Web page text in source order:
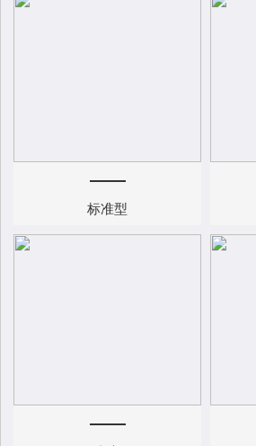
标准型